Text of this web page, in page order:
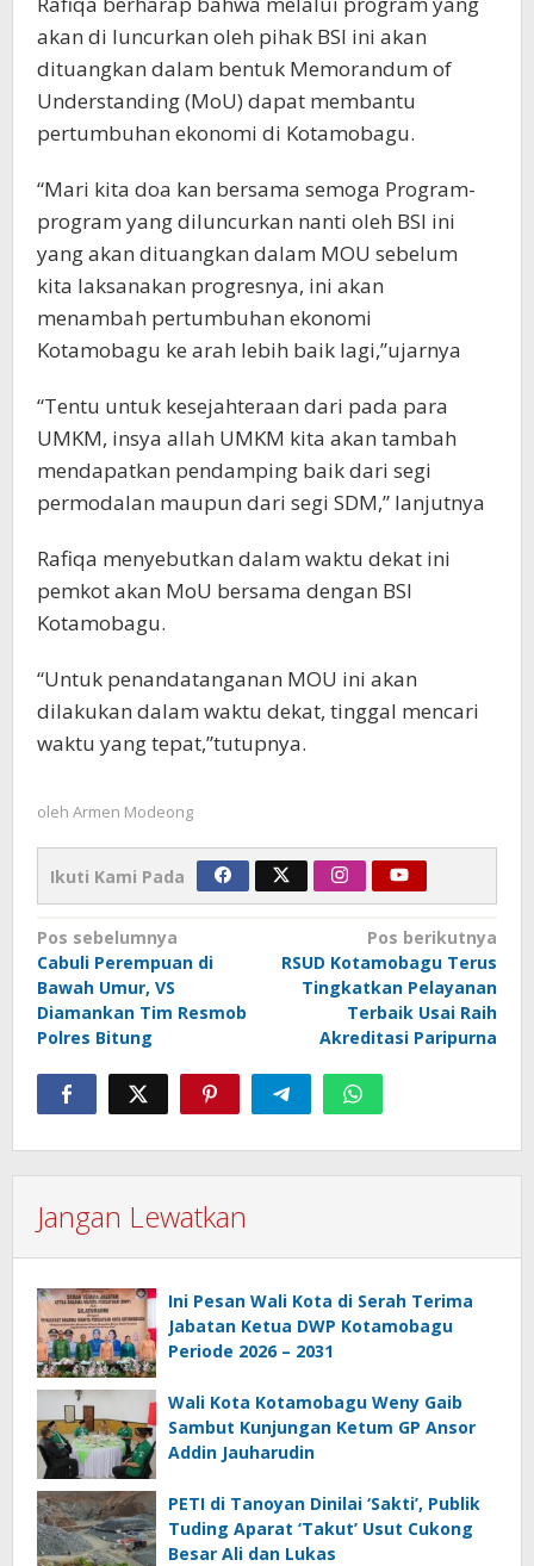
akan di luncurkan oleh pihak BSI ini akan
dituangkan dalam bentuk Memorandum of
Understanding (MoU) dapat membantu
pertumbuhan ekonomi di Kotamobagu.
“Mari kita doa kan bersama semoga Program-
program yang diluncurkan nanti oleh BSI ini
yang akan dituangkan dalam MOU sebelum
kita laksanakan progresnya, ini akan
menambah pertumbuhan ekonomi
Kotamobagu ke arah lebih baik lagi,”ujarnya
“Tentu untuk kesejahteraan dari pada para
UMKM, insya allah UMKM kita akan tambah
mendapatkan pendamping baik dari segi
permodalan maupun dari segi SDM,” lanjutnya
Rafiqa menyebutkan dalam waktu dekat ini
pemkot akan MoU bersama dengan BSI
Kotamobagu.
“Untuk penandatanganan MOU ini akan
dilakukan dalam waktu dekat, tinggal mencari
waktu yang tepat,”tutupnya.
oleh Armen Modeong
Ikuti Kami Pada
Navigasi
pos
Pos sebelumnya
Cabuli Perempuan di
Bawah Umur, VS
Diamankan Tim Resmob
Polres Bitung
Pos berikutnya
RSUD Kotamobagu Terus
Tingkatkan Pelayanan
Terbaik Usai Raih
Akreditasi Paripurna
Jangan Lewatkan
Ini Pesan Wali Kota di Serah Terima
Jabatan Ketua DWP Kotamobagu
Periode 2026 – 2031
Wali Kota Kotamobagu Weny Gaib
Sambut Kunjungan Ketum GP Ansor
Addin Jauharudin
PETI di Tanoyan Dinilai ‘Sakti’, Publik
Tuding Aparat ‘Takut’ Usut Cukong
Besar Ali dan Lukas